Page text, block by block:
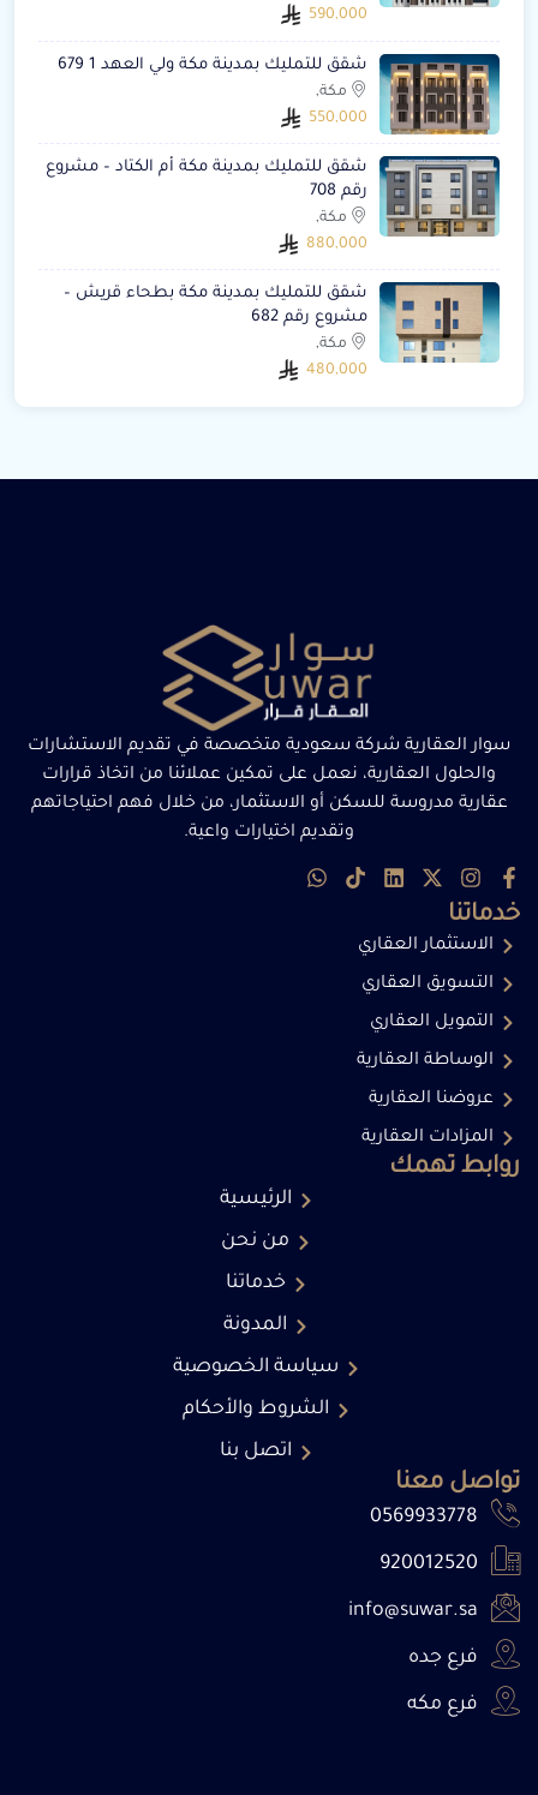
590,000
شقق للتمليك بمدينة مكة ولي العهد 1 679
مكة,
550,000
شقق للتمليك بمدينة مكة أم الكتاد – مشروع
رقم 708
مكة,
880,000
شقق للتمليك بمدينة مكة بطحاء قريش –
مشروع رقم 682
مكة,
480,000
سوار العقارية شركة سعودية متخصصة في تقديم الاستشارات
والحلول العقارية، نعمل على تمكين عملائنا من اتخاذ قرارات
عقارية مدروسة للسكن أو الاستثمار، من خلال فهم احتياجاتهم
وتقديم اختيارات واعية.
روابط تهمك
الرئيسية
من نحن
خدماتنا
المدونة
سياسة الخصوصية
الشروط والأحكام
اتصل بنا
خدماتنا
الاستثمار العقاري
التسويق العقاري
التمويل العقاري
الوساطة العقارية
عروضنا العقارية
المزادات العقارية
تواصل معنا
0569933778
920012520
info@suwar.sa
فرع جده
فرع مكه